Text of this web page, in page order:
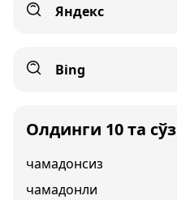
Яндекс
Bing
Олдинги 10 та сўз
чамадонсиз
чамадонли